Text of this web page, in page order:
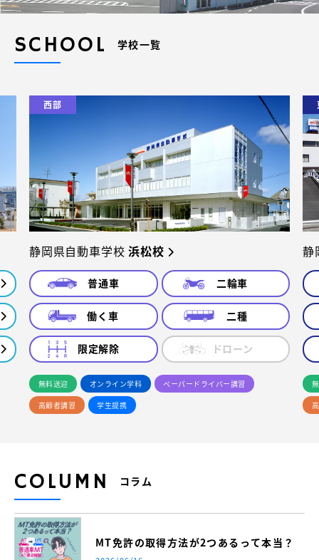
SCHOOL 学校一覧
西部
静岡県自動車学校浜松校
普通車 二輪車
働く車 二種
限定解除 ドローン
無料送迎 オンライン学科
ペーパードライバー講習
高齢者講習
学生提携
静
COLUMN コラム
MT免許の取得方法が2つあるって本当？